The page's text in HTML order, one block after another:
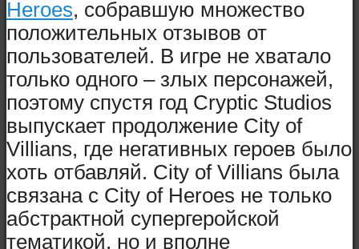
Heroes, собравшую множество
положительных отзывов от
пользователей. В игре не хватало
только одного – злых персонажей,
поэтому спустя год Cryptic Studios
выпускает продолжение City of
Villians, где негативных героев было
хоть отбавляй. City of Villians была
связана с City of Heroes не только
абстрактной супергеройской
тематикой, но и вполне